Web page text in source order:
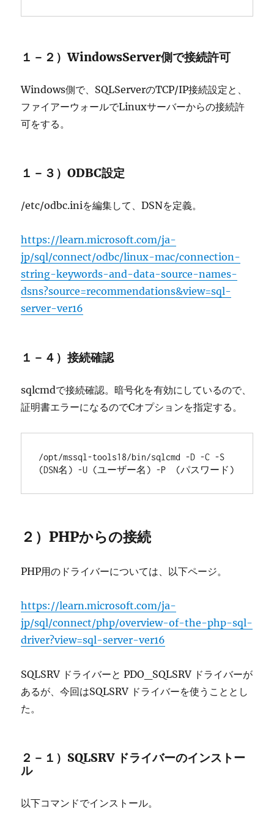
１－２）WindowsServer側で接続許可
Windows側で、SQLServerのTCP/IP接続設定と、
ファイアーウォールでLinuxサーバーからの接続許
可をする。
１－３）ODBC設定
/etc/odbc.iniを編集して、DSNを定義。
https://learn.microsoft.com/ja-
jp/sql/connect/odbc/linux-mac/connection-
string-keywords-and-data-source-names-
dsns?source=recommendations&view=sql-
server-ver16
１－４）接続確認
sqlcmdで接続確認。暗号化を有効にしているので、
証明書エラーになるのでCオプションを指定する。
/opt/mssql-tools18/bin/sqlcmd -D -C -S
(DSN名) -U (ユーザー名) -P  (パスワード)
２）PHPからの接続
PHP用のドライバーについては、以下ページ。
https://learn.microsoft.com/ja-
jp/sql/connect/php/overview-of-the-php-sql-
driver?view=sql-server-ver16
SQLSRV ドライバーと PDO_SQLSRV ドライバーが
あるが、今回はSQLSRV ドライバーを使うこととし
た。
２－１）SQLSRV ドライバーのインストー
ル
以下コマンドでインストール。